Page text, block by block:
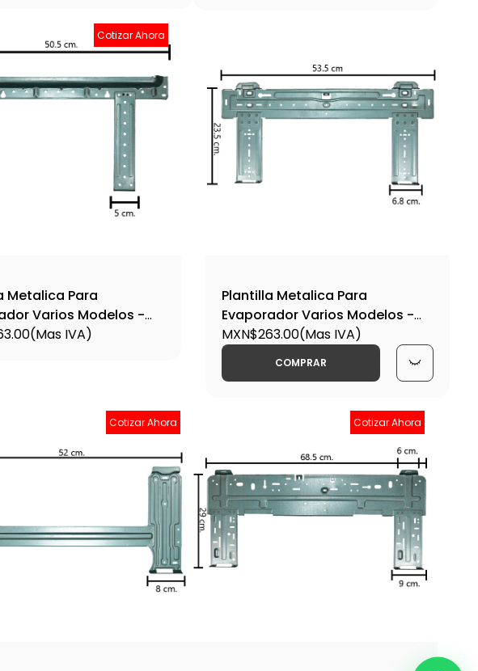
Cotizar Ahora
Metalica Para
Varios Modelos -
(Mas IVA)
Plantilla Metalica Para
Evaporador Varios Modelos -
Plant4
MXN$263.00(Mas IVA)
COMPRAR
Cotizar Ahora Cotizar Ahora